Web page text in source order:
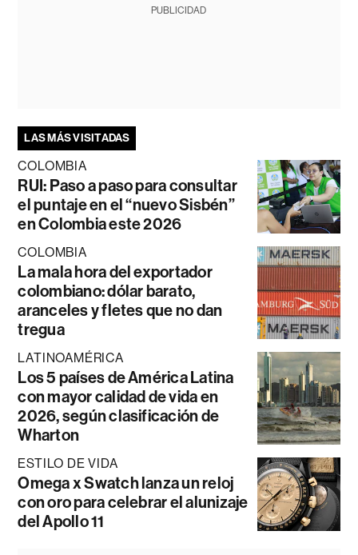
PUBLICIDAD
LAS MÁS VISITADAS
COLOMBIA
RUI: Paso a paso para consultar
el puntaje en el “nuevo Sisbén”
en Colombia este 2026
COLOMBIA
La mala hora del exportador
colombiano: dólar barato,
aranceles y fletes que no dan
tregua
LATINOAMÉRICA
Los 5 países de América Latina
con mayor calidad de vida en
2026, según clasificación de
Wharton
ESTILO DE VIDA
Omega x Swatch lanza un reloj
con oro para celebrar el alunizaje
del Apollo 11